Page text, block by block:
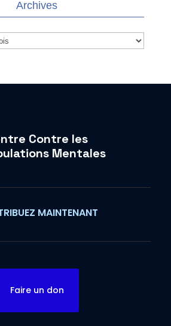
Archives
Contre les
Mentales
MAINTENANT
Faire un don